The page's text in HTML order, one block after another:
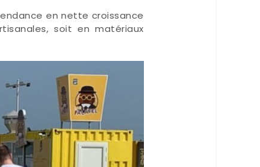
en nette croissance
soit en matériaux